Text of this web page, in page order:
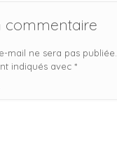
commentaire
mail ne sera pas publiée.
indiqués avec *